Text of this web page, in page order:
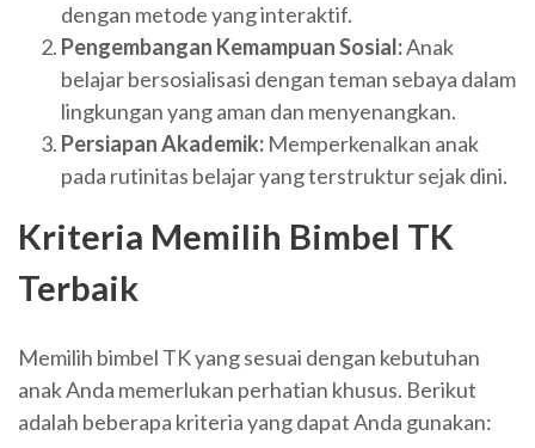
dengan metode yang interaktif.
Pengembangan Kemampuan Sosial:Anak
belajar bersosialisasi dengan teman sebaya dalam
lingkungan yang aman dan menyenangkan.
Persiapan Akademik: Memperkenalkan anak
pada rutinitas belajar yang terstruktur sejak dini.
Kriteria Memilih Bimbel TK
Terbaik
Memilih bimbel TK yang sesuai dengan kebutuhan
anak Anda memerlukan perhatian khusus. Berikut
adalah beberapa kriteria yang dapat Anda gunakan: